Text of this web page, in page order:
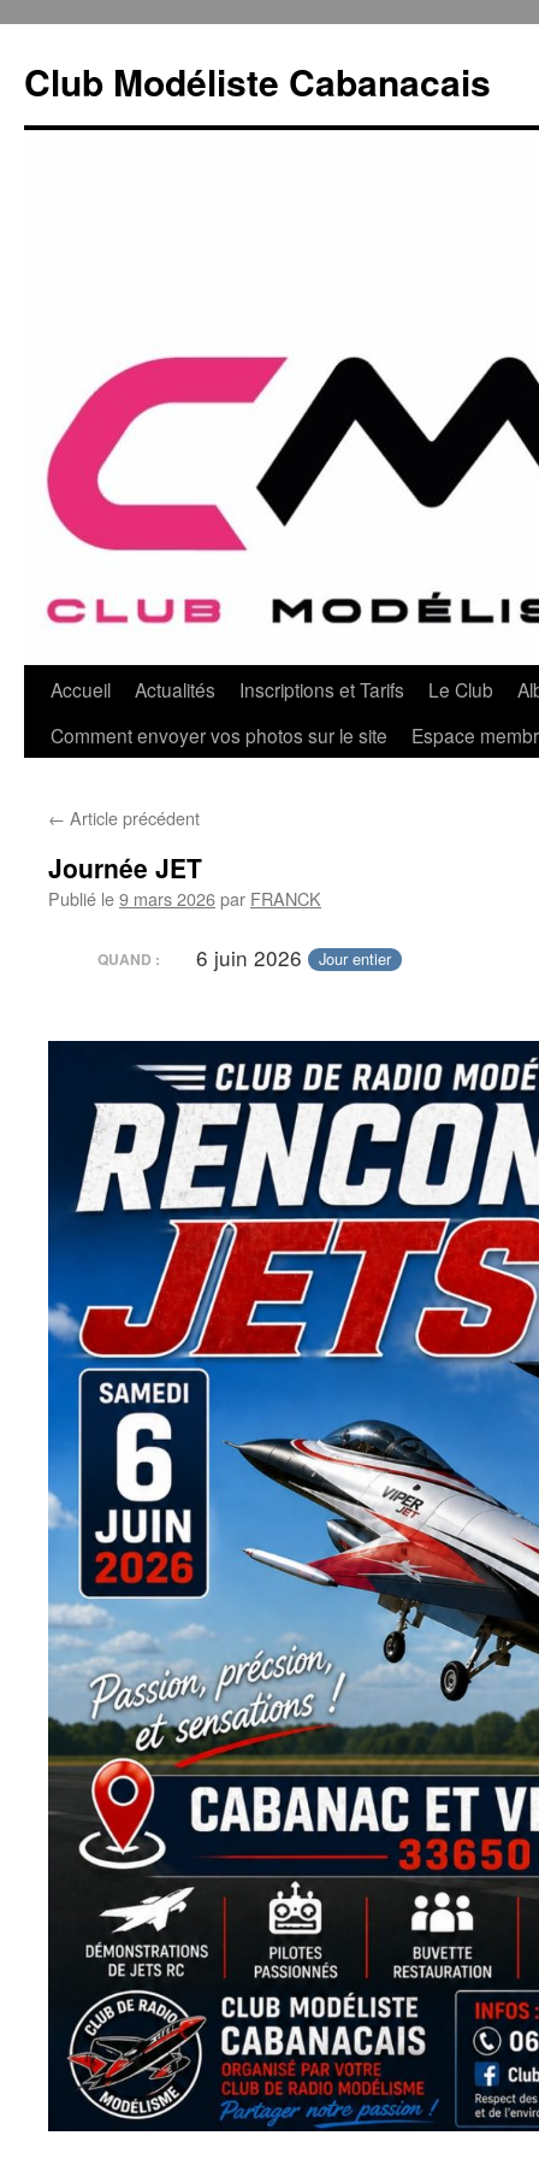
Club Modéliste Cabanacais
Aller
Accueil Actualités Inscriptions et Tarifs Le Club
Comment envoyer vos photos sur le site
Espace
← Article précédent
Journée JET
Publié le9 mars 2026par FRANCK
QUAND : 6 juin 2026 Jour entier